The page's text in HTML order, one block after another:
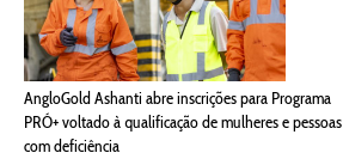
AngloGold Ashanti abre inscrições para Programa
PRÓ+ voltado à qualificação de mulheres e pessoas
com deficiência